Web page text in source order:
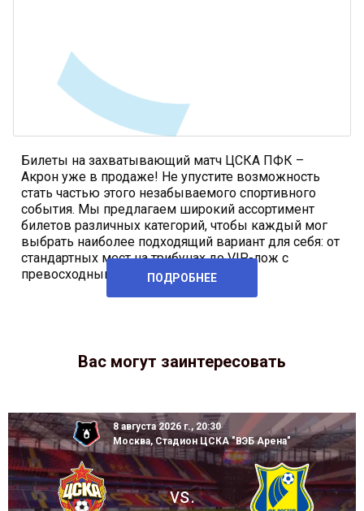
Билеты на захватывающий матч ЦСКА ПФК –
Акрон уже в продаже! Не упустите возможность
стать частью этого незабываемого спортивного
события. Мы предлагаем широкий ассортимент
билетов различных категорий, чтобы каждый мог
выбрать наиболее подходящий вариант для себя: от
стандартных мест на трибунах до VIP-лож с
превосходным видом наПОДРОБНЕЕ
Вас могут заинтересовать
8 августа 2026 г., 20:30
Москва, Стадион ЦСКА "ВЭБ Арена"
vs.